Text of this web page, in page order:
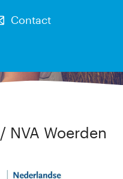
Contact
NVA Woerden